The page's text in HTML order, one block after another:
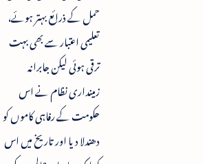
حمل کے ذرائع بہتر ہوئے،
تعلیمی اعتبار سے بھی بہت
ترقی ہوئی لیکن جابرانہ
زمینداری نظام نے اس
حکومت کے رفاہی کاموں کو
دھندلا دیا اور تاریخ میں اس